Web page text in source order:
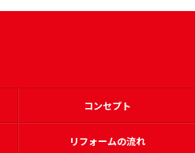
コンセプト
リフォームの流れ